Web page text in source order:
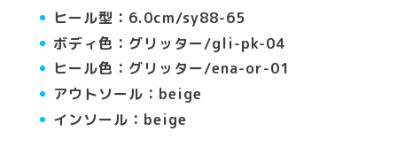
ヒール型：6.0cm/sy88-65
ボディ色：グリッター/gli-pk-04
ヒール色：グリッター/ena-or-01
アウトソール：beige
インソール：beige